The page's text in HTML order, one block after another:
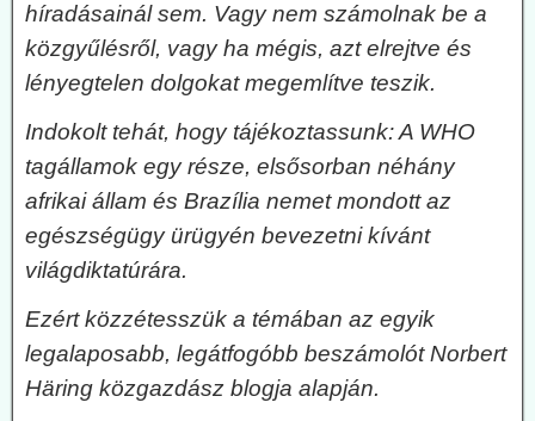
híradásainál sem. Vagy nem számolnak be a
közgyűlésről, vagy ha mégis, azt elrejtve és
lényegtelen dolgokat megemlítve teszik.
Indokolt tehát, hogy tájékoztassunk: A WHO
tagállamok egy része, elsősorban néhány
afrikai állam és Brazília nemet mondott az
egészségügy ürügyén bevezetni kívánt
világdiktatúrára.
Ezért közzétesszük a témában az egyik
legalaposabb, legátfogóbb beszámolót Norbert
Häring közgazdász blogja alapján.